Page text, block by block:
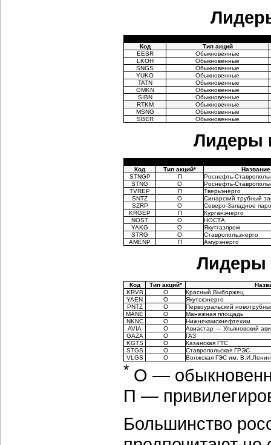
Код
Тип акций
EESR
Обыкновенные
LKOH
Обыкновенные
SNGS
Обыкновенные
YUKO
Обыкновенные
TATN
Обыкновенные
GMKN
Обыкновенные
SIBN
Обыкновенные
RTKM
Обыкновенные
MSNG
Обыкновенные
SBER
Обыкновенные
Лидеры
Код Тип акций*
STNGP
П
Роснефть-
STNG
О
Роснефть-
TVREP
П
Тверьэнерго
SNTZ
О
Синарский трубный
SZRP
О
Северо-Западное
KRGEP
П
Курганэнерго
NOST
О
НОСТА
YAKG
О
Якутгазпром
STRG
О
Ставропольэнерго
AMENP
П Амурэнерго
Лидеры
Код Тип акций*
KRVB
О
Красный Выборжец
YAEN
О
Якутскэнерго
PNTZ
О
Первоуральский
MANE
О
Манежная площадь
NKNC
О
Нижнекамскнефтехим
AVIA
О
Авиастар — Ульяновский
GAZA
О
ГАЗ
KGTS
О
Казанская ГТС
STGS
О
Ставропольская ГРЭС
VLGS
О Волжская ГЭС им.
* О —
П —
Большинство